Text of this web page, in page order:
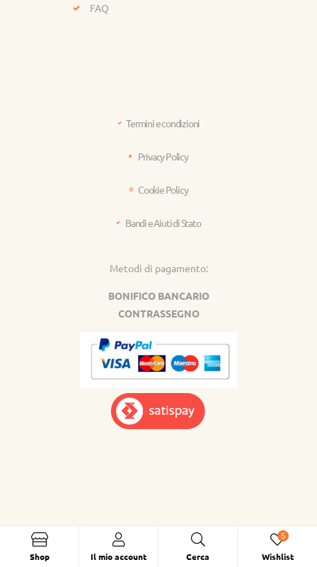
FAQ
Termini e condizioni
Privacy Policy
Cookie Policy
Bandi e Aiuti di Stato
Metodi di pagamento:
BONIFICO BANCARIO
CONTRASSEGNO
Shop Il mio account Cerca Wishlist
5